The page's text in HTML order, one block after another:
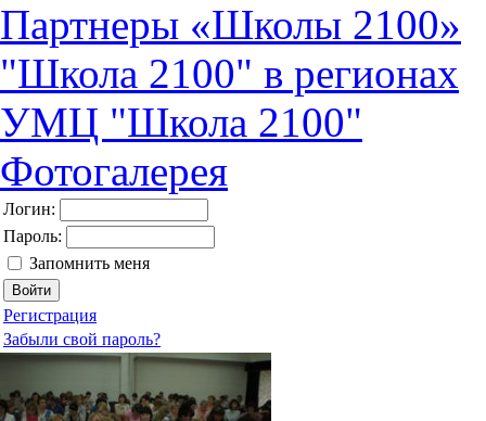
Партнеры «Школы 2100»
"Школа 2100" в регионах
УМЦ "Школа 2100"
Фотогалерея
Логин:
Пароль:
Запомнить меня
Регистрация
Забыли свой пароль?